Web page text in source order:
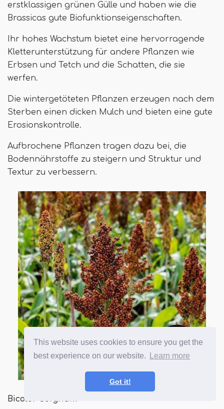
This website uses cookies to ensure you get the
best experience on our website.
Learn more
Got it!
erstklassigen grünen Gülle und haben wie die
Brassicas gute Biofunktionseigenschaften.
Ihr hohes Wachstum bietet eine hervorragende
Kletterunterstützung für andere Pflanzen wie
Erbsen und Tetch und die Schatten, die sie
werfen.
Die wintergetöteten Pflanzen erzeugen nach dem
Sterben einen dicken Mulch und bieten eine gute
Erosionskontrolle.
Aufbrochene Pflanzen tragen dazu bei, die
Bodennährstoffe zu steigern und Struktur und
Textur zu verbessern.
Bicolor Sorghum